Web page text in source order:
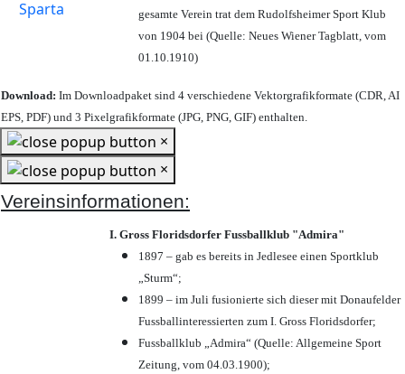
gesamte Verein trat dem Rudolfsheimer Sport Klub
von 1904 bei (Quelle: Neues Wiener Tagblatt, vom
01.10.1910)
Download: Im Downloadpaket sind 4 verschiedene Vektorgrafikformate (CDR, AI
EPS, PDF) und 3 Pixelgrafikformate (JPG, PNG, GIF) enthalten.
×
×
Vereinsinformationen:
I. Gross Floridsdorfer Fussballklub "Admira"
1897 – gab es bereits in Jedlesee einen Sportklub
„Sturm“;
1899 – im Juli fusionierte sich dieser mit Donaufelder
Fussballinteressierten zum I. Gross Floridsdorfer;
Fussballklub „Admira“ (Quelle: Allgemeine Sport
Zeitung, vom 04.03.1900);